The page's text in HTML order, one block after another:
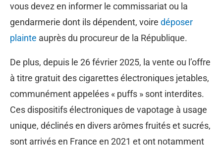
vous devez en informer le commissariat ou la
gendarmerie dont ils dépendent, voire déposer
plainte auprès du procureur de la République.
De plus, depuis le 26 février 2025, la vente ou l’offre
à titre gratuit des cigarettes électroniques jetables,
communément appelées « puffs » sont interdites.
Ces dispositifs électroniques de vapotage à usage
unique, déclinés en divers arômes fruités et sucrés,
sont arrivés en France en 2021 et ont notamment